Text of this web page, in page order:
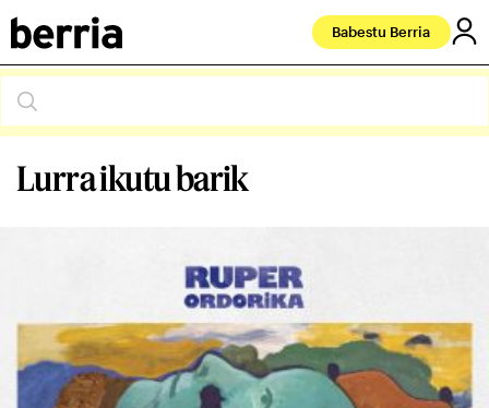
Babestu Berria
Lurra ikutu barik